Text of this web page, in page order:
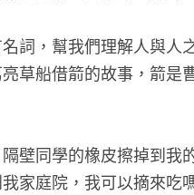
詞，幫我們理解人與人
草船借箭的故事，箭
壁同學的橡皮擦掉到我
家庭院，我可以摘來